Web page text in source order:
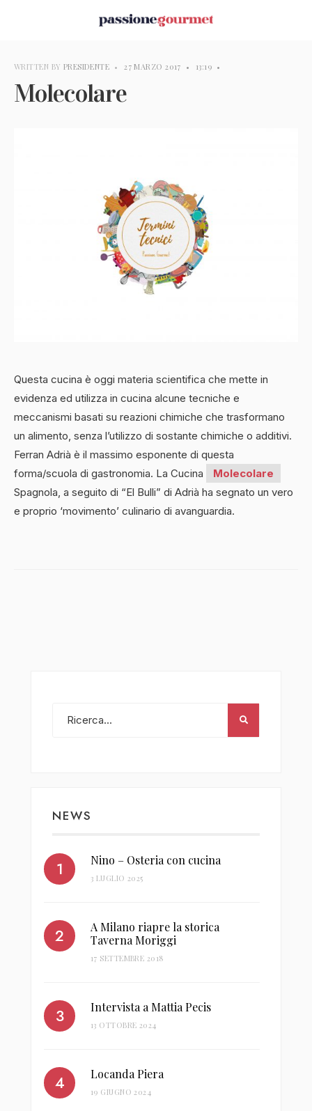
WRITTEN BY PRESIDENTE • 27 MARZO 2017 • 13:19 •
Molecolare
Questa cucina è oggi materia scientifica che mette in
evidenza ed utilizza in cucina alcune tecniche e
meccanismi basati su reazioni chimiche che trasformano
un alimento, senza l’utilizzo di sostante chimiche o additivi.
Ferran Adrià è il massimo esponente di questa
forma/scuola di gastronomia. La Cucina
Molecolare
Spagnola, a seguito di “El Bulli” di Adrià ha segnato un vero
e proprio ‘movimento’ culinario di avanguardia.
NEWS
Nino – Osteria con cucina
3 LUGLIO 2025
A Milano riapre la storica
Taverna Moriggi
17 SETTEMBRE 2018
Intervista a Mattia Pecis
13 OTTOBRE 2024
Locanda Piera
19 GIUGNO 2024